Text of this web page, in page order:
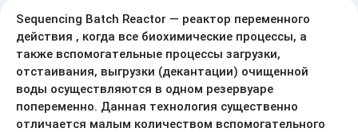
Sequencing Batch Reactor — реактор переменного
действия , когда все биохимические процессы, а
также вспомогательные процессы загрузки,
отстаивания, выгрузки (декантации) очищенной
воды осуществляются в одном резервуаре
попеременно. Данная технология существенно
отличается малым количеством вспомогательного